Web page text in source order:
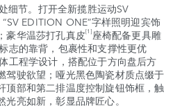
细节。打开全新揽胜运动SV
EDITION ONE”字样照明迎宾饰
豪华温莎打孔真皮[1]座椅配备更具雕
志的靠背，包裹性和支撑性更优
工程学设计，搭配位于方向盘后方
驾驶欲望；哑光黑色陶瓷材质点缀于
顶部和第二排温度控制旋钮饰框，触
亮如新，彰显品牌匠心。